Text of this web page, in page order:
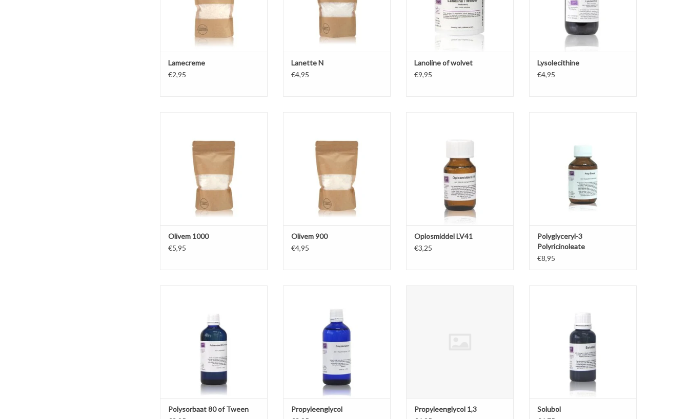
Lamecreme
€2,95
TOEVOEGEN AAN WINKELWAGEN
Lanette N
€4,95
Lanoline of wolvet
€9,95
Lysolecithine
€4,95
natuurcosmetica, hypo-allergeen
en geschikt voor een breed
spectrum aan cosmeticaproducten.
TOEVOEGEN AAN WINKELWAGEN
Olivem 1000
€5,95
voor natuurcosmetica, hypo-
allergeen en geschikt voor een
breed spectrum aan
cosmeticaproducten.
TOEVOEGEN AAN WINKELWAGEN
Olivem 900
€4,95
lossen.
TOEVOEGEN AAN WINKELWAGEN
Oplosmiddel LV41
€3,25
Lysolecithine en fluid-lecithine.
Geschikt voor lotions, waterproof
zonnebrand, crèmes.
TOEVOEGEN AAN WINKELWAGEN
Polyglyceryl-3
Polyricinoleate
€8,95
emulgator voor bijvoorbeeld
badolie, massageolie en scrubs.
TOEVOEGEN AAN WINKELWAGEN
Polysorbaat 80 of Tween
oplosmiddel voor verschillende
grondstoffen.
TOEVOEGEN AAN WINKELWAGEN
Propyleenglycol
Propyleenglycol 1,3
TOEVOEGEN AAN WINKELWAGEN
Solubol